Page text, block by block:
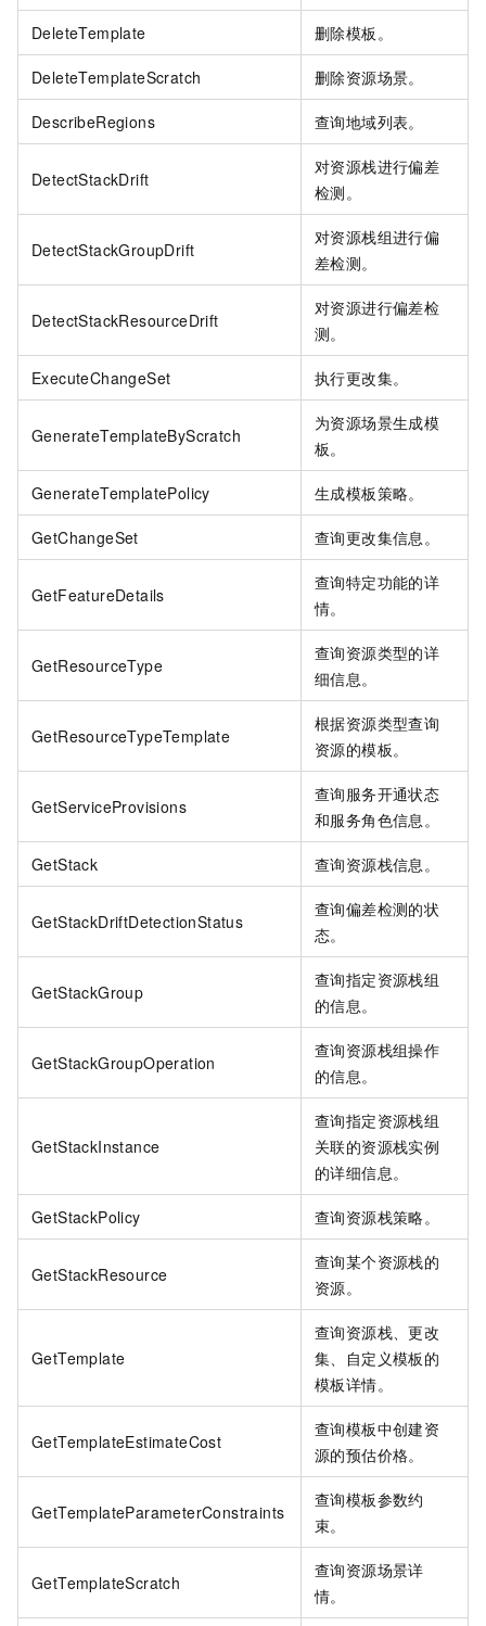
DeleteTemplate 删除模板。
DeleteTemplateScratch 删除资源场景。
DescribeRegions 查询地域列表。
DetectStackDrift
对资源栈进行偏差
检测。
DetectStackGroupDrift
对资源栈组进行偏
差检测。
DetectStackResourceDrift
对资源进行偏差检
测。
ExecuteChangeSet 执行更改集。
GenerateTemplateByScratch
为资源场景生成模
板。
GenerateTemplatePolicy 生成模板策略。
GetChangeSet 查询更改集信息。
GetFeatureDetails
查询特定功能的详
情。
GetResourceType
查询资源类型的详
细信息。
GetResourceTypeTemplate
根据资源类型查询
资源的模板。
GetServiceProvisions
查询服务开通状态
和服务角色信息。
GetStack 查询资源栈信息。
GetStackDriftDetectionStatus
查询偏差检测的状
态。
GetStackGroup
查询指定资源栈组
的信息。
GetStackGroupOperation
查询资源栈组操作
的信息。
GetStackInstance
查询指定资源栈组
关联的资源栈实例
的详细信息。
GetStackPolicy 查询资源栈策略。
GetStackResource
查询某个资源栈的
资源。
GetTemplate
查询资源栈、更改
集、自定义模板的
模板详情。
GetTemplateEstimateCost
查询模板中创建资
源的预估价格。
GetTemplateParameterConstraints
查询模板参数约
束。
GetTemplateScratch
查询资源场景详
情。